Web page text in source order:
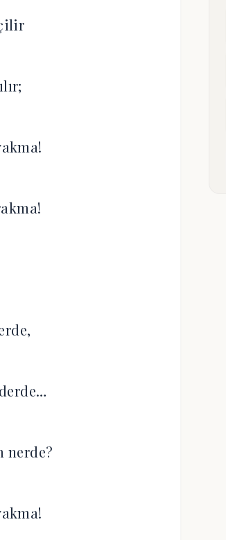
nerde?